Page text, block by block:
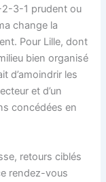
3-1 prudent ou
change la
Pour Lille, dont
bien organisé
d’amoindrir les
et d’un
concédées en
retours ciblés
rendez-vous